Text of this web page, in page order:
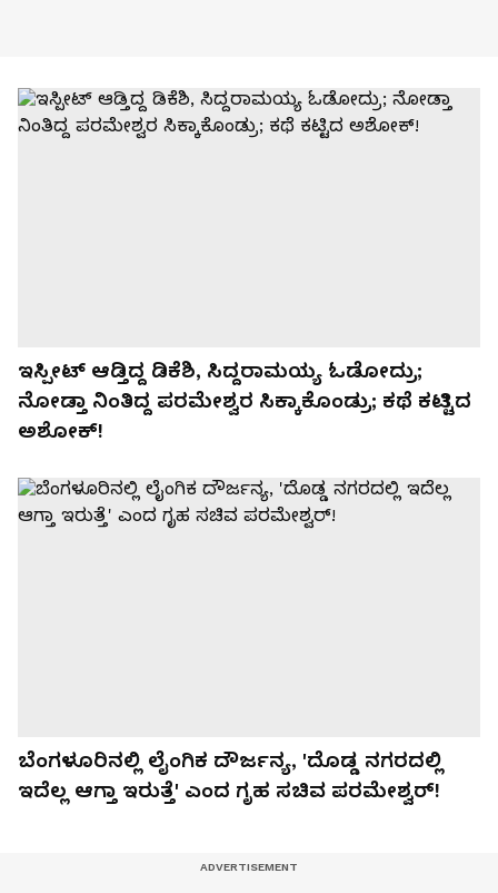
ಇಸ್ಪೀಟ್ ಆಡ್ತಿದ್ದ ಡಿಕೆಶಿ, ಸಿದ್ದರಾಮಯ್ಯ ಓಡೋದ್ರು;
ನೋಡ್ತಾ ನಿಂತಿದ್ದ ಪರಮೇಶ್ವರ ಸಿಕ್ಕಾಕೊಂಡ್ರು; ಕಥೆ ಕಟ್ಟಿದ
ಅಶೋಕ್!
ಬೆಂಗಳೂರಿನಲ್ಲಿ ಲೈಂಗಿಕ ದೌರ್ಜನ್ಯ, 'ದೊಡ್ಡ ನಗರದಲ್ಲಿ
ಇದೆಲ್ಲ ಆಗ್ತಾ ಇರುತ್ತೆ' ಎಂದ ಗೃಹ ಸಚಿವ ಪರಮೇಶ್ವರ್‌!